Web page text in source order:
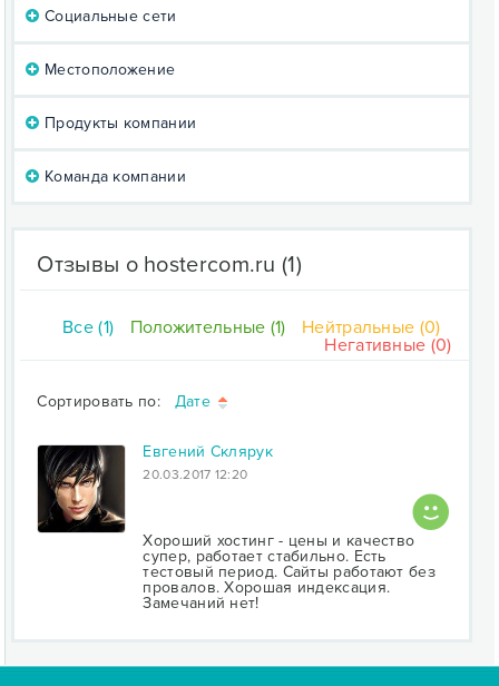
Социальные сети
Местоположение
Продукты компании
Команда компании
Отзывы о hostercom.ru (1)
Все (1) Положительные (1)
Нейтральные (0)
Негативные (0)
Сортировать по: Дате
Евгений Склярук
20.03.2017 12:20
Хороший хостинг - цены и качество
супер, работает стабильно. Есть
тестовый период. Сайты работают без
провалов. Хорошая индексация.
Замечаний нет!